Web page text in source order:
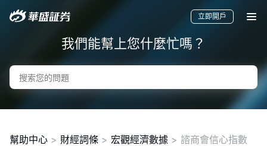
立即開戶
我們能幫上您什麼忙嗎？
幫助中心 > 財經詞條 > 宏觀經濟數據 > 諮商會信心指數